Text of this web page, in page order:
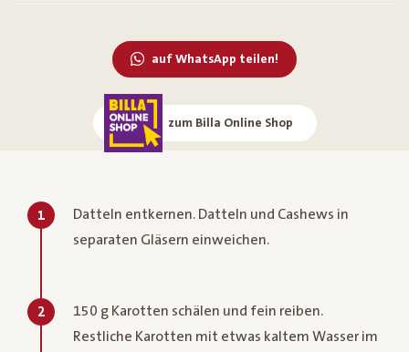
auf WhatsApp teilen!
zum Billa Online Shop
1
Datteln entkernen. Datteln und Cashews in
separaten Gläsern einweichen.
2
150 g Karotten schälen und fein reiben.
Restliche Karotten mit etwas kaltem Wasser im